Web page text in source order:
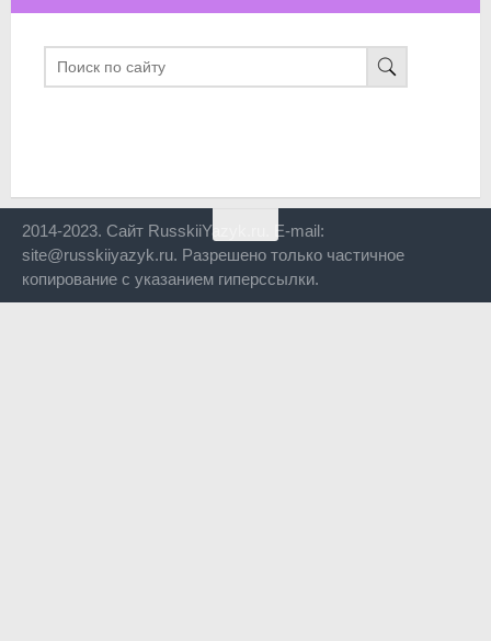
2014-2023. Сайт RusskiiYazyk.ru. E-mail:
site@russkiiyazyk.ru. Разрешено только частичное
копирование с указанием гиперссылки.